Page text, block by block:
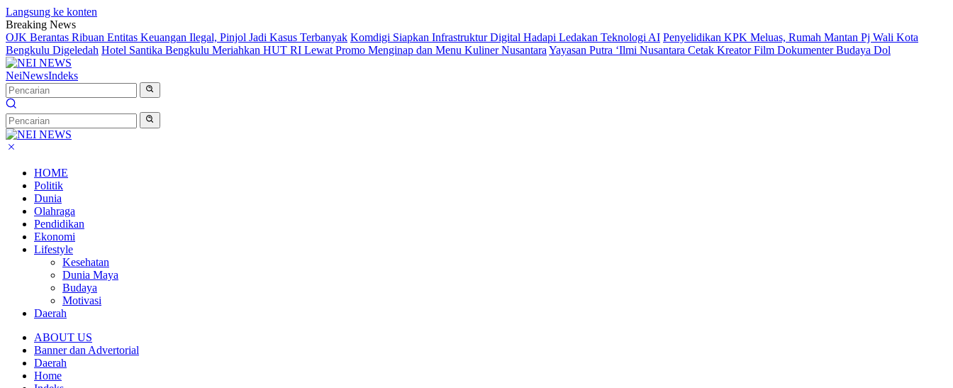
Langsung ke konten
Breaking News
OJK Berantas Ribuan Entitas Keuangan Ilegal, Pinjol Jadi Kasus Terbanyak Komdigi Siapkan Infrastruktur Digital Hadapi Ledakan Teknologi AI Penyelidikan KPK Meluas, Rumah Mantan Pj Wali Kota
Bengkulu Digeledah Hotel Santika Bengkulu Meriahkan HUT RI Lewat Promo Menginap dan Menu Kuliner Nusantara Yayasan Putra ‘Ilmi Nusantara Cetak Kreator Film Dokumenter Budaya Dol
NeiNewsIndeks
HOME
Politik
Dunia
Olahraga
Pendidikan
Ekonomi
Lifestyle
Kesehatan
Dunia Maya
Budaya
Motivasi
Daerah
ABOUT US
Banner dan Advertorial
Daerah
Home